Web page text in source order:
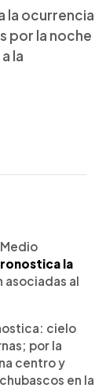
la ocurrencia
por la noche
la
la
asociadas al
cielo
por la
centro y
en la